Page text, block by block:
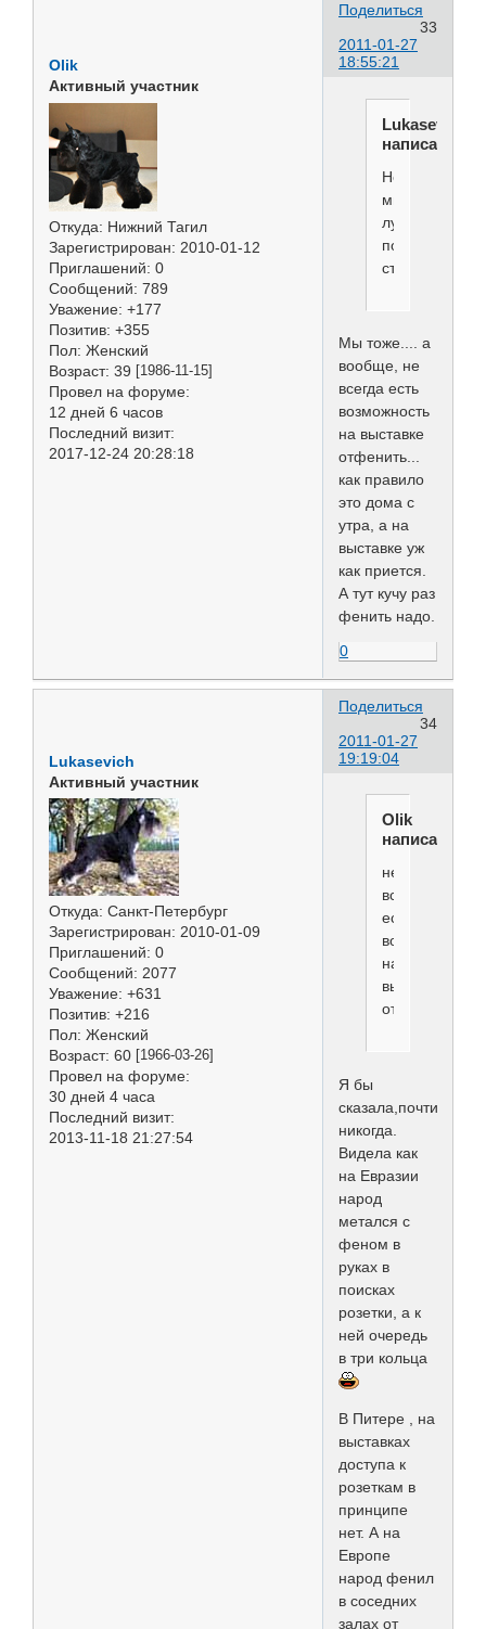
Поделиться
33
2011-01-27
18:55:21
Olik
Активный участник
Откуда: Нижний Тагил
Зарегистрирован: 2010-01-12
Приглашений: 0
Сообщений: 789
Уважение: +177
Позитив: +355
Пол: Женский
Возраст: 39 [1986-11-15]
Провел на форуме:
12 дней 6 часов
Последний визит:
2017-12-24 20:28:18
Lukasevich
написал(а):
Не...
мы
лучше
по
старинке.
Мы тоже.... а
вообще, не
всегда есть
возможность
на выставке
отфенить...
как правило
это дома с
утра, а на
выставке уж
как приется.
А тут кучу раз
фенить надо.
0
Поделиться
34
2011-01-27
19:19:04
Lukasevich
Активный участник
Откуда: Санкт-Петербург
Зарегистрирован: 2010-01-09
Приглашений: 0
Сообщений: 2077
Уважение: +631
Позитив: +216
Пол: Женский
Возраст: 60 [1966-03-26]
Провел на форуме:
30 дней 4 часа
Последний визит:
2013-11-18 21:27:54
Olik
написал(а):
не
всегда
есть
возможность
на
выставке
отфенить...
Я бы
сказала,почти
никогда.
Видела как
на Евразии
народ
метался с
феном в
руках в
поисках
розетки, а к
ней очередь
в три кольца
В Питере , на
выставках
доступа к
розеткам в
принципе
нет. А на
Европе
народ фенил
в соседних
залах от